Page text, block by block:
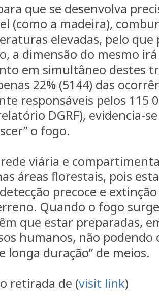
que se desenvolva
(como a madeira),
elevadas, pelo
a dimensão do mesmo
em simultâneo destes
22% (5144) das
responsáveis pelos 115
DGRF), evidencia-
o fogo.
viária e
áreas florestais, pois
precoce e
Quando o fogo
que estar preparadas,
humanos, não
longa duração” de meios.
retirada de (visit link)